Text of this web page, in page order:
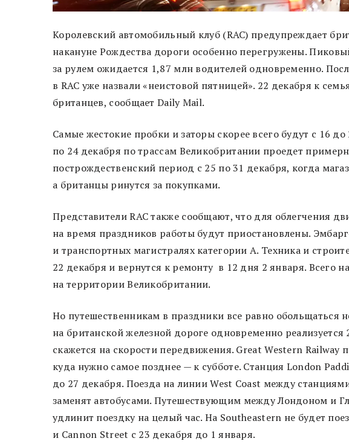
Королевский автомобильный клуб (RAC) предупреждает
накануне Рождества дороги особенно перегружены.
за рулем ожидается 1,87 млн водителей одновременно.
в RAC уже назвали «неистовой пятницей». 22 декабря к
британцев, сообщает Daily Mail.
Самые жестокие пробки и заторы скорее всего будут с 16
по 24 декабря по трассам Великобритании проедет
построждественский период с 25 по 31 декабря, когда
а британцы ринутся за покупками.
Представители RAC также сообщают, что для облегчения
на время праздников работы будут приостановлены.
и транспортных магистралях категории А. Техника и
22 декабря и вернутся к ремонту в 12 дня 2 января. Всего
на территории Великобритании.
Но путешественникам в праздники все равно обольщаться
на британской железной дороге одновременно
скажется на скорости передвижения. Great Western Railway
куда нужно самое позднее — к субботе. Станция London
до 27 декабря. Поезда на линии West Coast между
заменят автобусами. Путешествующим между Лондоном и
удлинит поездку на целый час. На Southeastern не будет
и Cannon Street с 23 декабря до 1 января.